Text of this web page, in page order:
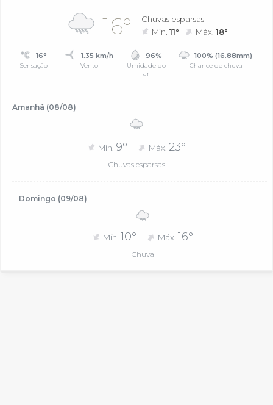
16°
Chuvas esparsas
Mín.11° Máx.18°
16°
Sensação
1.35 km/h
Vento
96%
Umidade do
ar
100% (16.88mm)
Chance de chuva
Amanhã (08/08)
Mín. 9° Máx. 23°
Chuvas esparsas
Domingo (09/08)
Mín. 10° Máx. 16°
Chuva